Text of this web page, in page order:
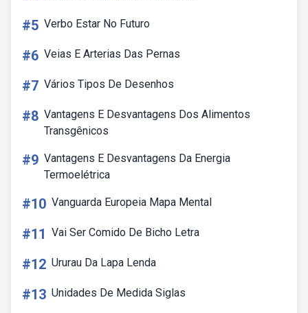
#5 Verbo Estar No Futuro
#6 Veias E Arterias Das Pernas
#7 Vários Tipos De Desenhos
#8 Vantagens E Desvantagens Dos Alimentos
Transgênicos
#9 Vantagens E Desvantagens Da Energia
Termoelétrica
#10 Vanguarda Europeia Mapa Mental
#11 Vai Ser Comido De Bicho Letra
#12 Ururau Da Lapa Lenda
#13 Unidades De Medida Siglas